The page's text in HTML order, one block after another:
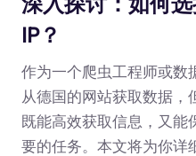
IP？
作为一个爬虫工程师或数
从德国的网站获取数据，
既能高效获取信息，又能
要的任务。本文将为你详